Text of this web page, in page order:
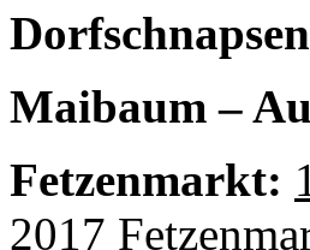
Maibaum –
Fetzenmarkt:
2017